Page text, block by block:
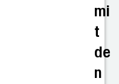
mi
t
de
n